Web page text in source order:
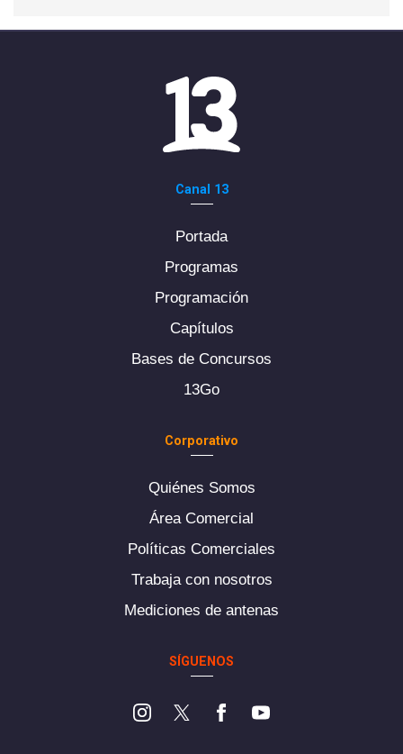
Canal 13
Portada
Programas
Programación
Capítulos
Bases de Concursos
13Go
Corporativo
Quiénes Somos
Área Comercial
Políticas Comerciales
Trabaja con nosotros
Mediciones de antenas
SÍGUENOS